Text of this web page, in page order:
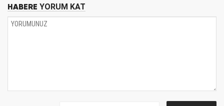
HABERE YORUM KAT